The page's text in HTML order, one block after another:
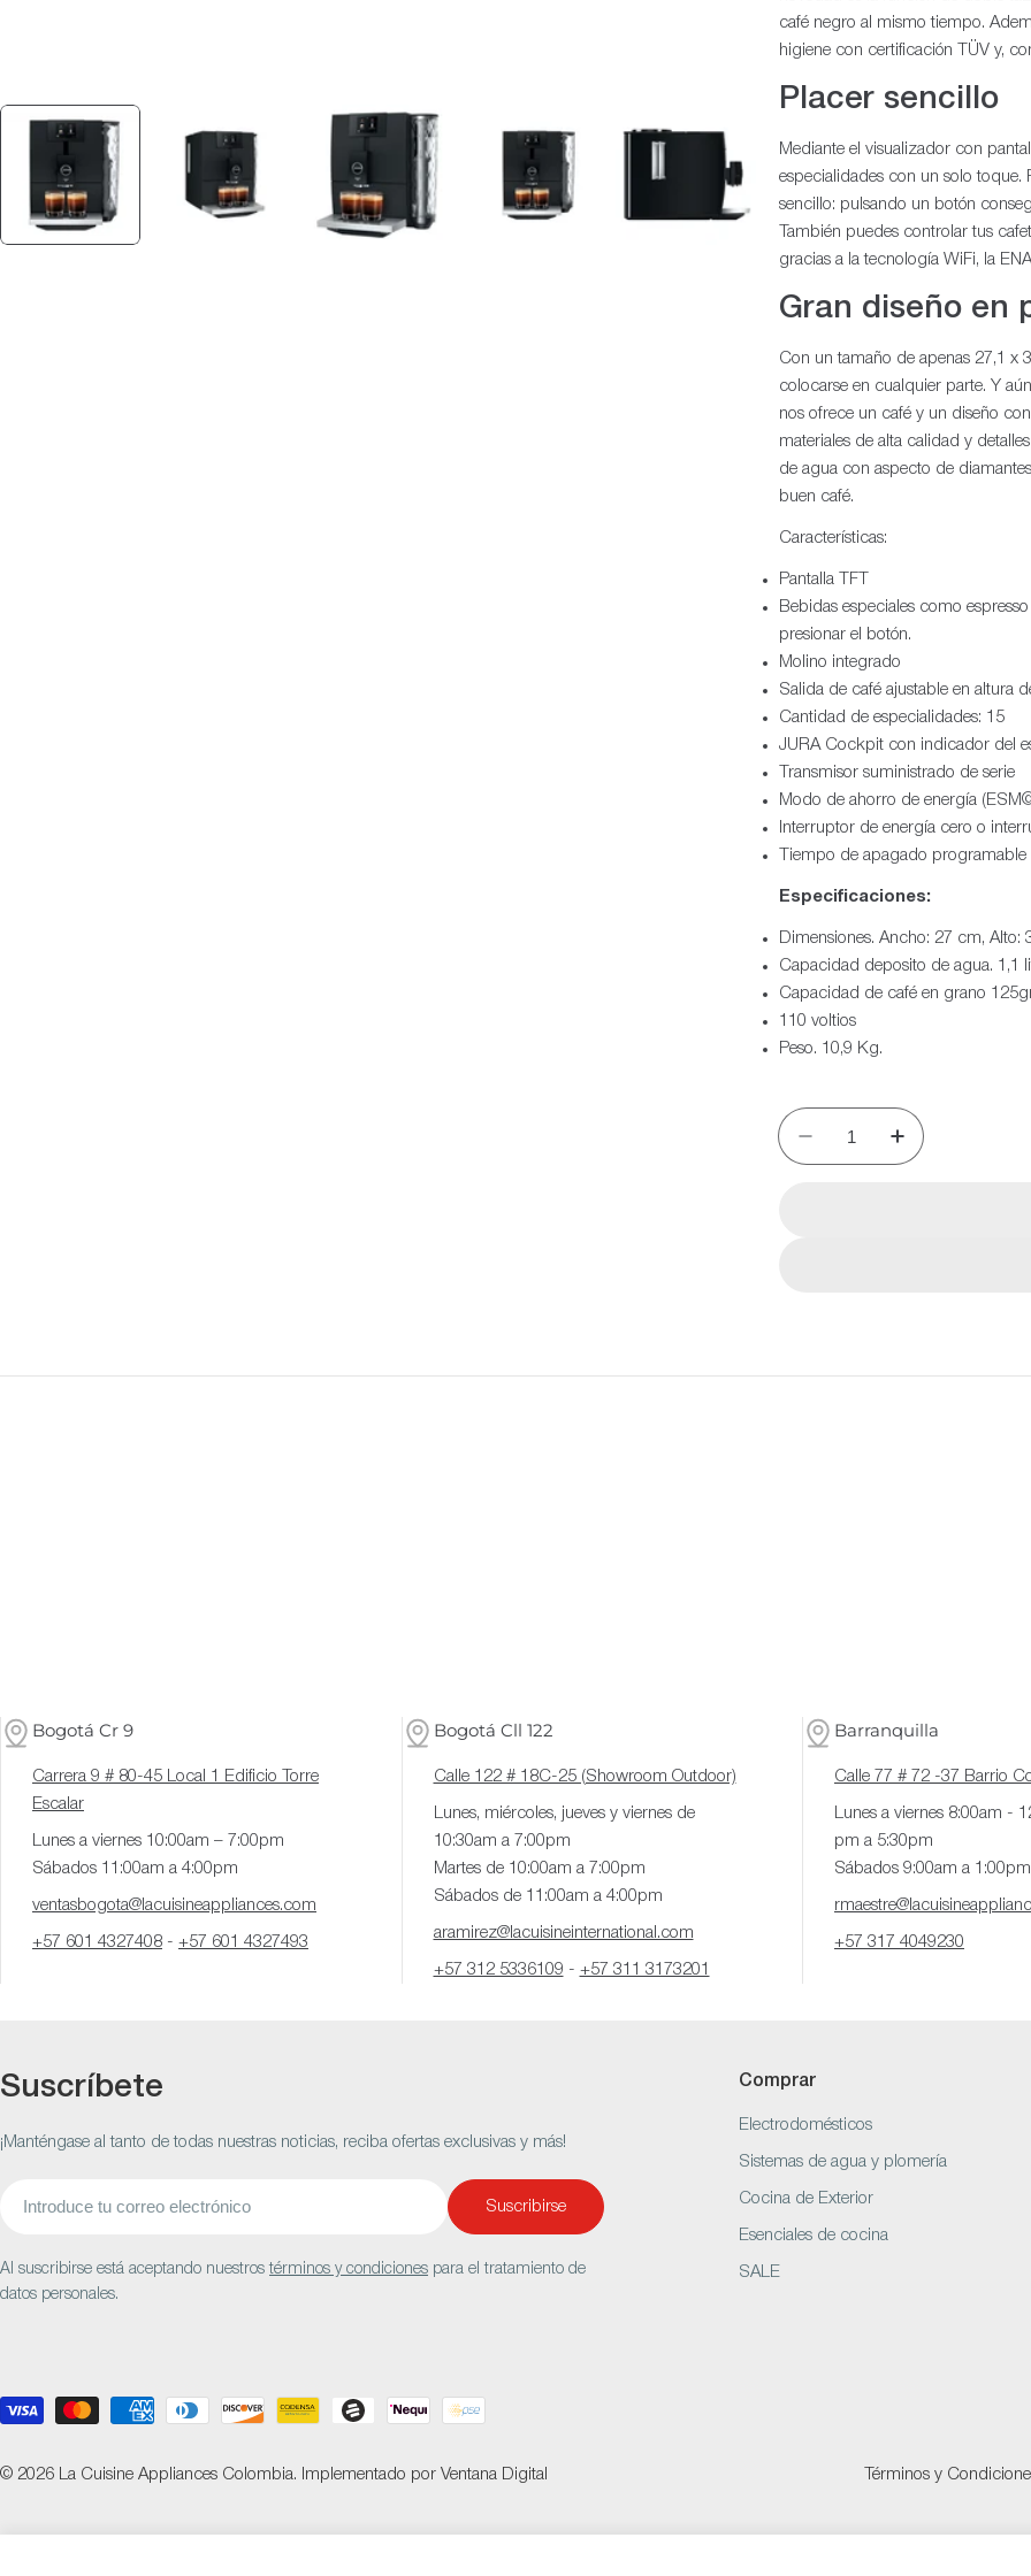
café negro al mismo tiempo.
higiene con certificación TÜV y,
Placer sencillo
Mediante el visualizador con
especialidades con un solo toque.
sencillo: pulsando un botón
También puedes controlar tus
gracias a la tecnología WiFi, la
Gran diseño en
Con un tamaño de apenas 27,1 x
colocarse en cualquier parte. Y
nos ofrece un café y un diseño
materiales de alta calidad y
de agua con aspecto de
buen café.
Características:
Pantalla TFT
Bebidas especiales como
presionar el botón.
Molino integrado
Salida de café ajustable en altura
Cantidad de especialidades: 15
JURA Cockpit con indicador del
Transmisor suministrado de serie
Modo de ahorro de energía
Interruptor de energía cero o
Tiempo de apagado programable
Especificaciones:
Dimensiones. Ancho: 27 cm, Alto:
Capacidad deposito de agua. 1,1
Capacidad de café en grano
110 voltios
Peso. 10,9 Kg.
Bogotá Cr 9
Carrera 9 # 80-45 Local 1 Edificio Torre
Escalar
Lunes a viernes 10:00am – 7:00pm
Sábados 11:00am a 4:00pm
ventasbogota@lacuisineappliances.com
+57 601 4327408 - +57 601 4327493
Bogotá Cll 122
Calle 122 # 18C-25 (Showroom Outdoor)
Lunes, miércoles, jueves y viernes de
10:30am a 7:00pm
Martes de 10:00am a 7:00pm
Sábados de 11:00am a 4:00pm
aramirez@lacuisineinternational.com
+57 312 5336109 - +57 311 3173201
Barranquilla
Calle 77 # 72 -37 Barrio
Lunes a viernes 8:00am -
pm a 5:30pm
Sábados 9:00am a 1:00pm
+57 317 4049230
Suscríbete
¡Manténgase al tanto de todas nuestras noticias, reciba ofertas exclusivas y más!
Suscribirse
Al suscribirse está aceptando nuestrostérminos y condiciones para el tratamiento de
datos personales.
Comprar
Electrodomésticos
Sistemas de agua y plomería
Cocina de Exterior
Esenciales de cocina
SALE
Métodos
pago
© 2026 La Cuisine Appliances Colombia. Implementado por Ventana Digital Términos y